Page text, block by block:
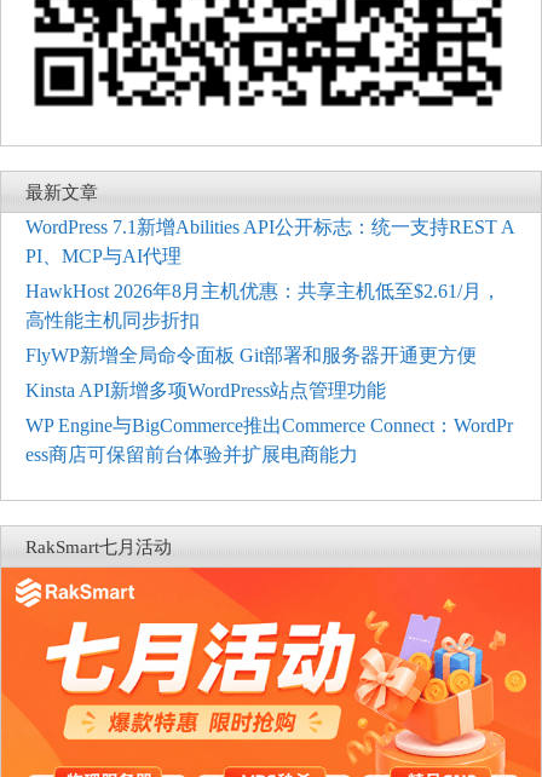
最新文章
WordPress 7.1新增Abilities API公开标志：统一支持REST A
PI、MCP与AI代理
HawkHost 2026年8月主机优惠：共享主机低至$2.61/月，
高性能主机同步折扣
FlyWP新增全局命令面板 Git部署和服务器开通更方便
Kinsta API新增多项WordPress站点管理功能
WP Engine与BigCommerce推出Commerce Connect：WordPr
ess商店可保留前台体验并扩展电商能力
RakSmart七月活动